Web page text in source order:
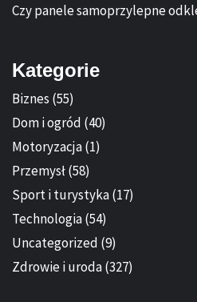
Czy panele samoprzylepne
Kategorie
Biznes (55)
Dom i ogród (40)
Motoryzacja(1)
Przemysł(58)
Sport i turystyka(17)
Technologia(54)
Uncategorized (9)
Zdrowie i uroda(327)